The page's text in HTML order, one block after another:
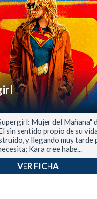
Mujer del Mañana"
sin sentido propio de su
y llegando muy tarde
Kara cree habe...
VER FICHA